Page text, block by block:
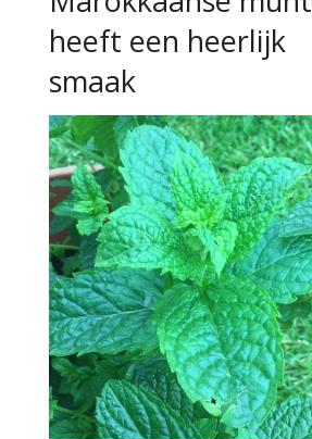
heeft een heerlijk
smaak